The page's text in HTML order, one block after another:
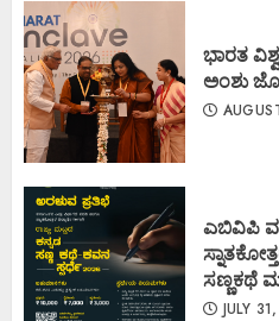
ಭಾರತ
ಅಂಶು
ಎಬಿವಿಪಿ
ಸಣ್ಣಕಥೆ
JULY